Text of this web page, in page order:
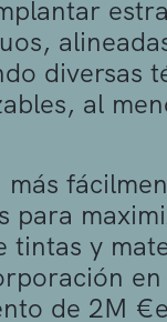
diversas
al
más
para
tintas y
de 2M